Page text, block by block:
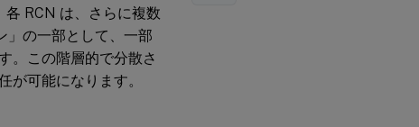
RCN は、さらに複数
」の一部として、一部
。この階層的で分散さ
が可能になります。